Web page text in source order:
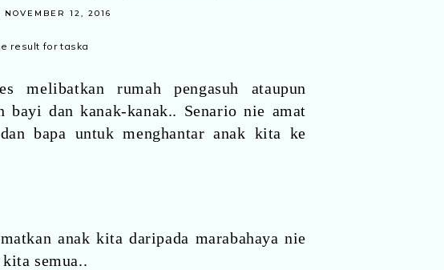
NOVEMBER 12, 2016
melibatkan rumah pengasuh ataupun
bayi dan kanak-kanak.. Senario nie amat
bapa untuk menghantar anak kita ke
anak kita daripada marabahaya nie
semua..